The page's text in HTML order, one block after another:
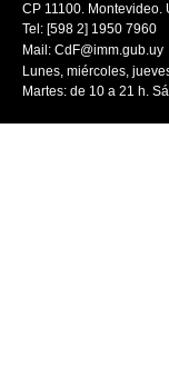
CP 11100. Montevideo.
Tel: [598 2] 1950 7960
Mail: CdF@imm.gub.uy
Lunes, miércoles,
Martes: de 10 a 21 h.